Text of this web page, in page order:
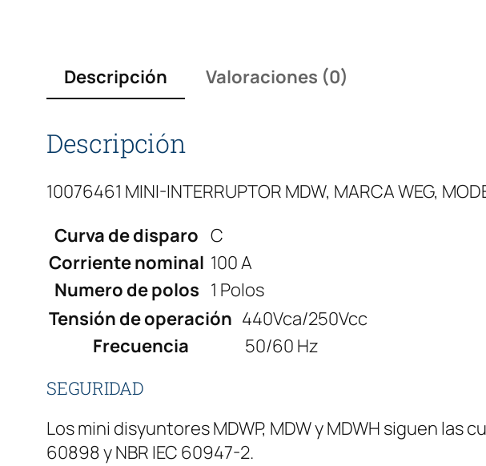
R
3
Descripción Valoraciones (0)
Descripción
10076461 MINI-INTERRUPTOR MDW, MARCA WEG,
Curva de disparo C
Corriente nominal 100 A
Numero de polos 1 Polos
Tensión de operación 440Vca/250Vcc
Frecuencia
50/60 Hz
SEGURIDAD
Los mini disyuntores MDWP, MDW y MDWH siguen las
60898 y NBR IEC 60947-2.